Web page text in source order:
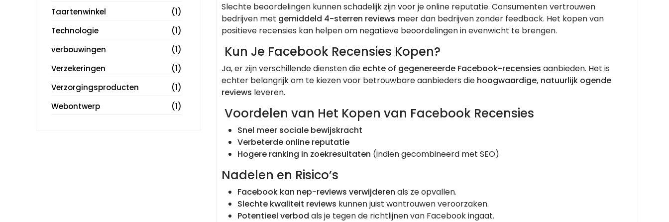
Taartenwinkel
(1)
Technologie
(1)
verbouwingen
(1)
Verzekeringen
(1)
Verzorgingsproducten
(1)
Webontwerp
(1)
Slechte beoordelingen kunnen schadelijk zijn voor je online reputatie. Consumenten vertrouwen
bedrijven met gemiddeld 4-sterren reviews meer dan bedrijven zonder feedback. Het kopen van
positieve recensies kan helpen om negatieve beoordelingen in evenwicht te brengen.
Kun Je Facebook Recensies Kopen?
Ja, er zijn verschillende diensten die echte of gegenereerde Facebook-recensies aanbieden. Het is
echter belangrijk om te kiezen voor betrouwbare aanbieders die hoogwaardige, natuurlijk ogende
reviews leveren.
Voordelen van Het Kopen van Facebook Recensies
Snel meer sociale bewijskracht
Verbeterde online reputatie
Hogere ranking in zoekresultaten (indien gecombineerd met SEO)
Nadelen en Risico’s
Facebook kan nep-reviews verwijderen als ze opvallen.
Slechte kwaliteit reviews kunnen juist wantrouwen veroorzaken.
Potentieel verbod als je tegen de richtlijnen van Facebook ingaat.